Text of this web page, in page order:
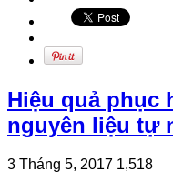
Hiệu quả phục
nguyên liệu tự
3 Tháng 5, 2017 1,518